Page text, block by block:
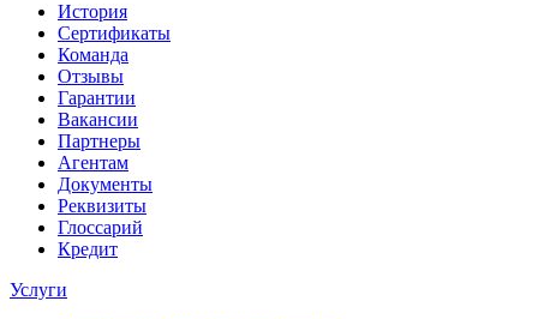
История
Сертификаты
Команда
Отзывы
Гарантии
Вакансии
Партнеры
Агентам
Документы
Реквизиты
Глоссарий
Кредит
Услуги